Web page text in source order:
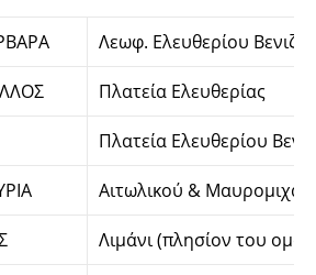
Λεωφ. Ελευθερίου
Πλατεία Ελευθερίας
Πλατεία Ελευθερίου
Αιτωλικού &
Λιμάνι (πλησίον του